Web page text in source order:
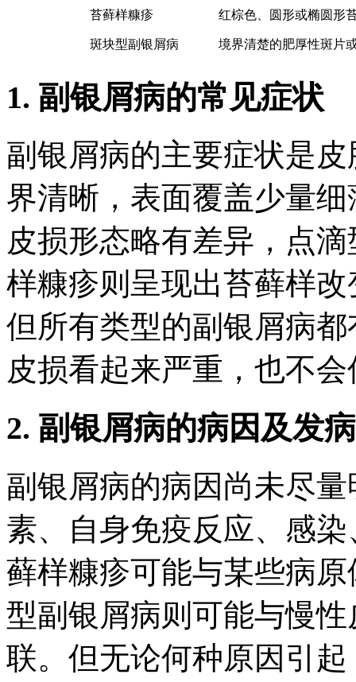
苔藓样糠疹 红棕色、圆形或椭圆形
斑块型副银屑病 境界清楚的肥厚性斑片
1. 副银屑病的常见症状
副银屑病的主要症状是
界清晰，表面覆盖少量
皮损形态略有差异，点
样糠疹则呈现出苔藓样
但所有类型的副银屑病
皮损看起来严重，也不
2. 副银屑病的病因及发
副银屑病的病因尚未尽
素、自身免疫反应、感
藓样糠疹可能与某些病
型副银屑病则可能与慢
联。但无论何种原因引